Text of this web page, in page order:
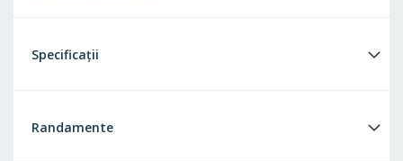
Specificații
Randamente